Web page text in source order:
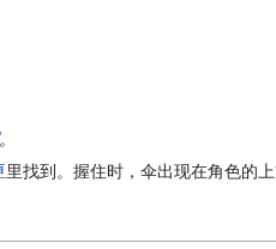
。
里找到。握住时，伞出现在角色的